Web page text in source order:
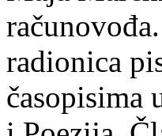
radionica
časopisima